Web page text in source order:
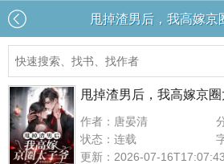
甩掉渣男后，我高嫁京
甩掉渣男后，我高嫁京
作者：唐晏清
状态：连载
更新：2026-07-16T17:07:43